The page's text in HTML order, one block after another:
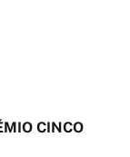
CINCO